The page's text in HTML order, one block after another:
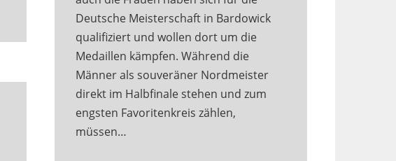
Deutsche Meisterschaft in Bardowick
qualifiziert und wollen dort um die
Medaillen kämpfen. Während die
Männer als souveräner Nordmeister
direkt im Halbfinale stehen und zum
engsten Favoritenkreis zählen,
müssen…